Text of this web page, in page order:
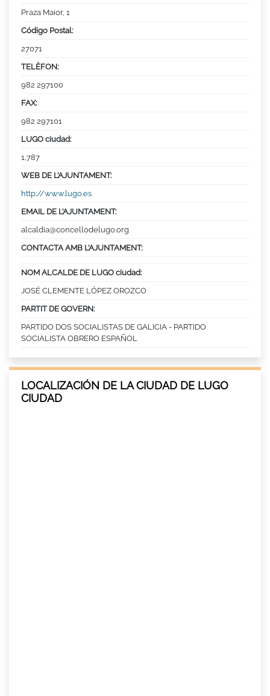
Praza Maior, 1
Código Postal:
27071
TELÈFON:
982 297100
FAX:
982 297101
LUGO ciudad:
1,787
WEB DE L’AJUNTAMENT:
http://www.lugo.es
EMAIL DE L’AJUNTAMENT:
alcaldia@concellodelugo.org
CONTACTA AMB L’AJUNTAMENT:
NOM ALCALDE DE LUGO ciudad:
JOSÉ CLEMENTE LÓPEZ OROZCO
PARTIT DE GOVERN:
PARTIDO DOS SOCIALISTAS DE GALICIA - PARTIDO
SOCIALISTA OBRERO ESPAÑOL
LOCALIZACIÓN DE LA CIUDAD DE LUGO
CIUDAD